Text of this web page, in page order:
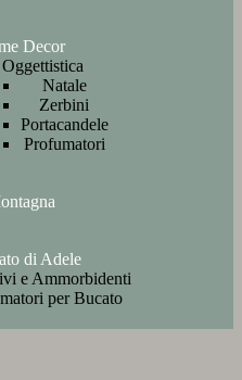
Decor
Oggettistica
Natale
Zerbini
Portacandele
Profumatori
di Adele
e Ammorbidenti
per Bucato